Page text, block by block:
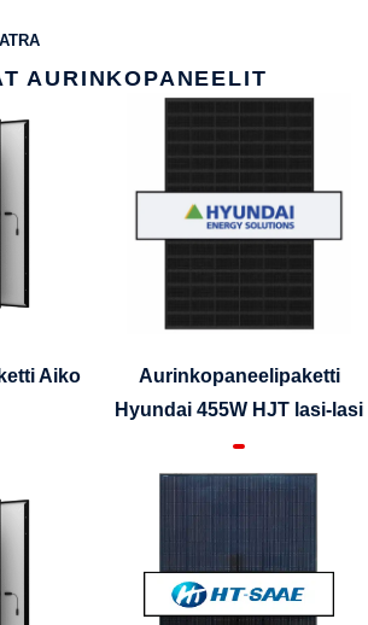
AURINKOPANEELIT
Aiko
Aurinkopaneelipaketti
Hyundai 455W HJT lasi-lasi